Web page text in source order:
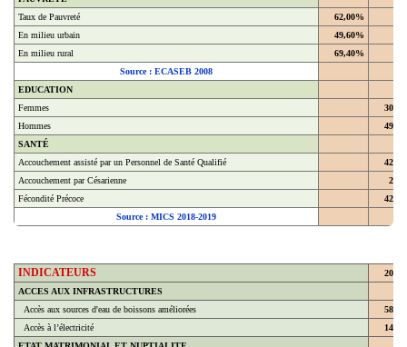
Taux de Pauvreté
62,00%
En milieu urbain
49,60%
En milieu rural
69,40%
Source : ECASEB 2008
EDUCATION
Femmes
Hommes
SANTÉ
Accouchement assisté par un Personnel de Santé Qualifié
Accouchement par Césarienne
Fécondité Précoce
Source : MICS 2018-2019
INDICATEURS
2018
ACCES AUX INFRASTRUCTURES
Accès aux sources d'eau de boissons améliorées
Accès à l’électricité
ETAT MATRIMONIAL ET NUPTIALITE